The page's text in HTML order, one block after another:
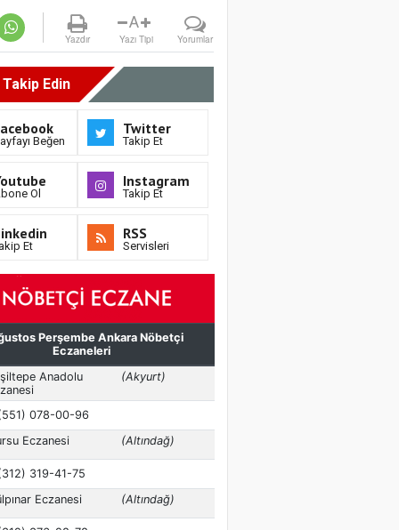
Yazdır
A
Yazı Tipi Yorumlar
Edin
Beğen
Twitter
Takip Et
Ol
Instagram
Takip Et
Et
RSS
Servisleri